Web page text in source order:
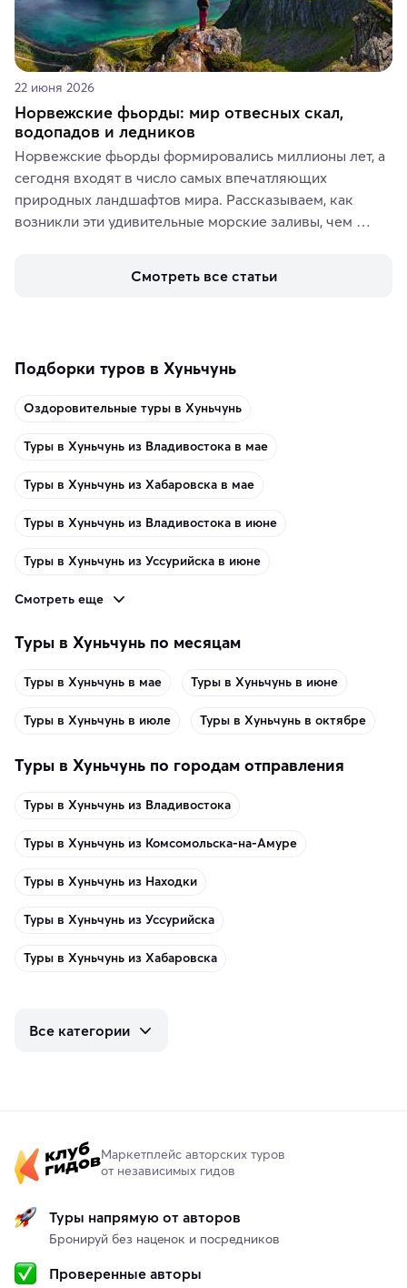
22 июня 2026
Норвежские фьорды: мир отвесных скал,
водопадов и ледников
Норвежские фьорды формировались миллионы лет, а
сегодня входят в число самых впечатляющих
природных ландшафтов мира. Рассказываем, как
возникли эти удивительные морские заливы, чем
включить в маршрут по Норвегии.
Смотреть все статьи
Подборки туров в Хуньчунь
Оздоровительные туры в Хуньчунь
Туры в Хуньчунь из Владивостока в мае
Туры в Хуньчунь из Хабаровска в мае
Туры в Хуньчунь из Владивостока в июне
Туры в Хуньчунь из Уссурийска в июне
Смотреть еще
Туры в Хуньчунь по месяцам
Туры в Хуньчунь в мае Туры в Хуньчунь в июне
Туры в Хуньчунь в июле Туры в Хуньчунь в октябре
Туры в Хуньчунь по городам отправления
Туры в Хуньчунь из Владивостока
Туры в Хуньчунь из Комсомольска-на-Амуре
Туры в Хуньчунь из Находки
Туры в Хуньчунь из Уссурийска
Туры в Хуньчунь из Хабаровска
Все категории
Маркетплейс авторских туров
от независимых гидов
Туры напрямую от авторов
Бронируй без наценок и посредников
Проверенные авторы